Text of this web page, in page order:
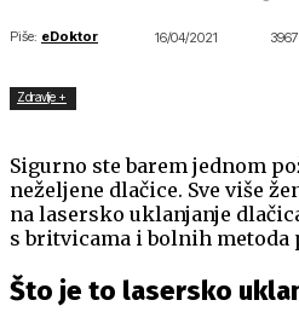
Piše: eDoktor 16/04/2021 3967
Zdravlje +
Sigurno ste barem jednom
neželjene dlačice. Sve više
na lasersko uklanjanje
s britvicama i bolnih metoda
Što je to lasersko